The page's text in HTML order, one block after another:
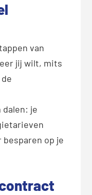
van
jij wilt, mits
dalen: je
op je